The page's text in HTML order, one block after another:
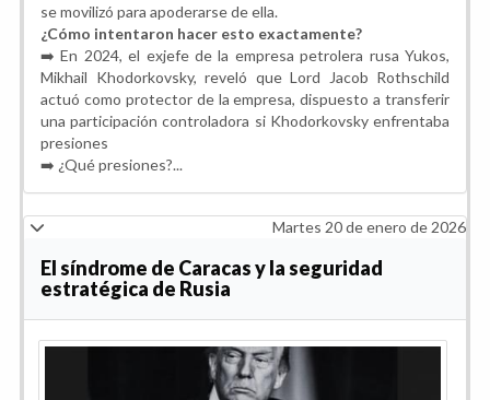
se movilizó para apoderarse de ella.
¿Cómo intentaron hacer esto exactamente?
➡️ En 2024, el exjefe de la empresa petrolera rusa Yukos,
Mikhail Khodorkovsky, reveló que Lord Jacob Rothschild
actuó como protector de la empresa, dispuesto a transferir
una participación controladora si Khodorkovsky enfrentaba
presiones
➡️ ¿Qué presiones?...
Martes 20 de enero de 2026
El síndrome de Caracas y la seguridad
estratégica de Rusia